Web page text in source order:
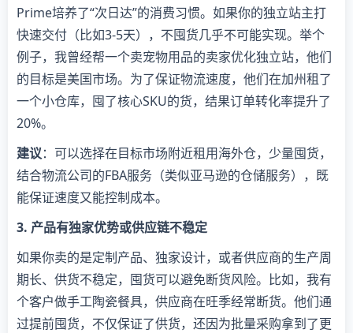
Prime培养了“次日达”的消费习惯。如果你的独立站主打
快速交付（比如3-5天），不囤货几乎不可能实现。举个
例子，我曾经帮一个卖宠物用品的卖家优化独立站，他们
的目标是美国市场。为了保证物流速度，他们在加州租了
一个小仓库，囤了核心SKU的货，结果订单转化率提升了
20%。
建议：可以选择在目标市场附近租用海外仓，少量囤货，
结合物流公司的FBA服务（类似亚马逊的仓储服务），既
能保证速度又能控制成本。
3. 产品有独家优势或供应链不稳定
如果你卖的是定制产品、独家设计，或者供应商的生产周
期长、供货不稳定，囤货可以避免断货风险。比如，我有
个客户做手工陶瓷餐具，供应商在旺季经常断货。他们通
过提前囤货，不仅保证了供货，还因为批量采购拿到了更